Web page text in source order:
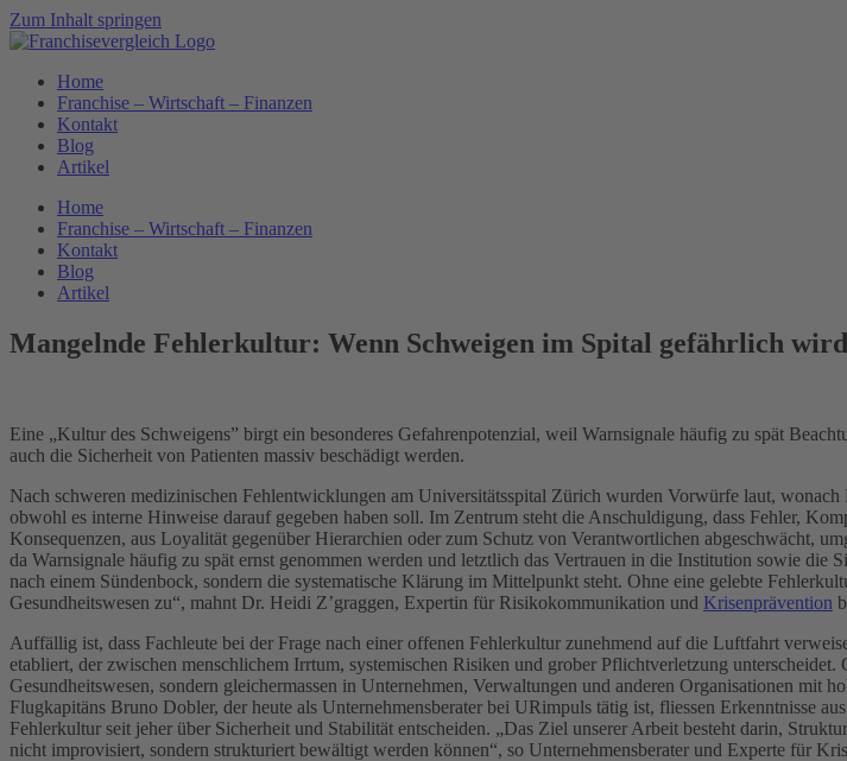
Zum Inhalt springen
Home
Franchise – Wirtschaft – Finanzen
Kontakt
Blog
Artikel
Home
Franchise – Wirtschaft – Finanzen
Kontakt
Blog
Artikel
Mangelnde Fehlerkultur: Wenn Schweigen im Spital gefährlich wird
Eine „Kultur des Schweigens” birgt ein besonderes Gefahrenpotenzial, weil Warnsignale häufig zu spät
auch die Sicherheit von Patienten massiv beschädigt werden.
Nach schweren medizinischen Fehlentwicklungen am Universitätsspital Zürich wurden Vorwürfe laut,
obwohl es interne Hinweise darauf gegeben haben soll. Im Zentrum steht die Anschuldigung, dass Fehler,
Konsequenzen, aus Loyalität gegenüber Hierarchien oder zum Schutz von Verantwortlichen abgeschwächt,
da Warnsignale häufig zu spät ernst genommen werden und letztlich das Vertrauen in die Institution sowie die
nach einem Sündenbock, sondern die systematische Klärung im Mittelpunkt steht. Ohne eine gelebte
Gesundheitswesen zu“, mahnt Dr. Heidi Z’graggen, Expertin für Risikokommunikation und Krisenprävention
Auffällig ist, dass Fachleute bei der Frage nach einer offenen Fehlerkultur zunehmend auf die Luftfahrt
etabliert, der zwischen menschlichem Irrtum, systemischen Risiken und grober Pflichtverletzung
Gesundheitswesen, sondern gleichermassen in Unternehmen, Verwaltungen und anderen Organisationen
Flugkapitäns Bruno Dobler, der heute als Unternehmensberater bei URimpuls tätig ist, fliessen Erkenntnisse
Fehlerkultur seit jeher über Sicherheit und Stabilität entscheiden. „Das Ziel unserer Arbeit besteht darin,
nicht improvisiert, sondern strukturiert bewältigt werden können“, so Unternehmensberater und Experte für